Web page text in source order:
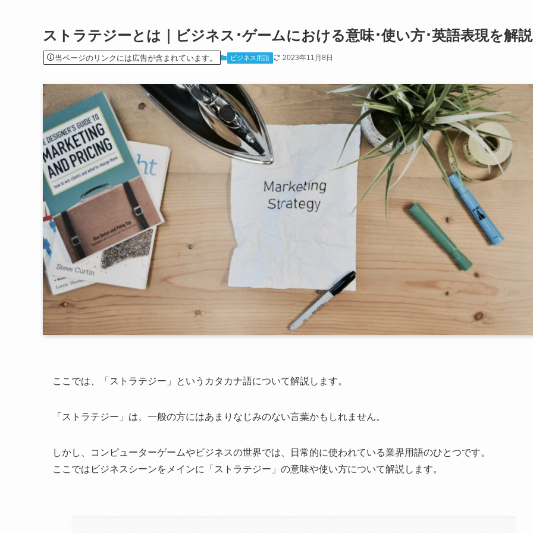
ストラテジーとは｜ビジネス･ゲームにおける意味･使い方･英語表現を解説
当ページのリンクには広告が含まれています。 ビジネス用語 2023年11月8日
ここでは、「ストラテジー」というカタカナ語について解説します。
「ストラテジー」は、一般の方にはあまりなじみのない言葉かもしれません。
しかし、コンピューターゲームやビジネスの世界では、日常的に使われている業界用語のひとつです。
ここではビジネスシーンをメインに「ストラテジー」の意味や使い方について解説します。